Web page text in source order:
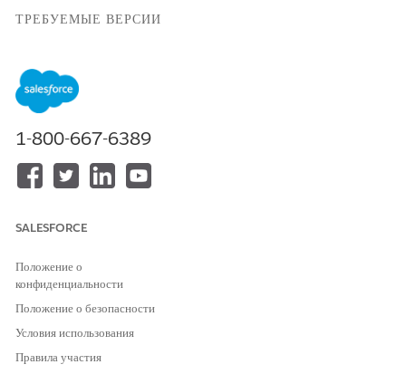
ТРЕБУЕМЫЕ ВЕРСИИ
Доступно в версиях:
включен Consumer Goods Cloud
Чтобы использовать Consumer Goods Cloud for Service,
установите пакет Consumer Goods Cloud. См.
управляемых пакетов
«Временная шкала» в настройках. Консоль содержит готовый
взаимодействия занятости для агента обслуживания. См.
Настройка временной шкалы в Salesforce
ЭТА СТАТЬЯ РЕШИЛА ВАШУ ПРОБЛЕМУ?
1-800-667-6389
SALESFORCE
Положение о
конфиденциальности
Положение о безопасности
Условия использования
Правила участия